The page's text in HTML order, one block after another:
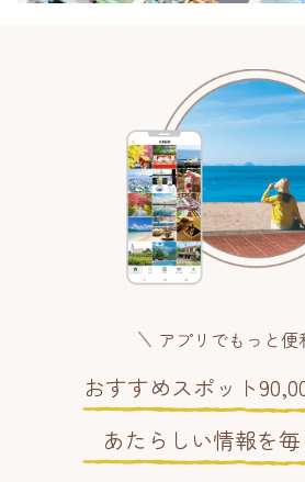
アプリでもっと便
おすすめスポット
あたらしい情報を